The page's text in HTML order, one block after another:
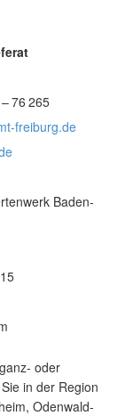
–76 265
freiburg.de
Baden-
15
oder
in der Region
Odenwald-